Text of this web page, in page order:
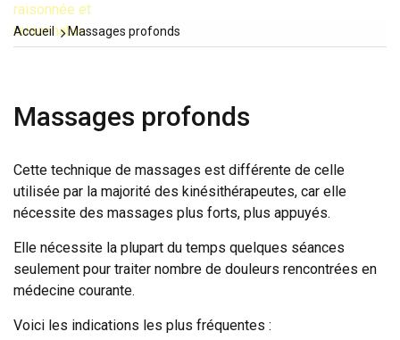
raisonnée et
raisonnable
Accueil Massages profonds
Massages profonds
Cette technique de massages est différente de celle
utilisée par la majorité des kinésithérapeutes, car elle
nécessite des massages plus forts, plus appuyés.
Elle nécessite la plupart du temps quelques séances
seulement pour traiter nombre de douleurs rencontrées en
médecine courante.
Voici les indications les plus fréquentes :